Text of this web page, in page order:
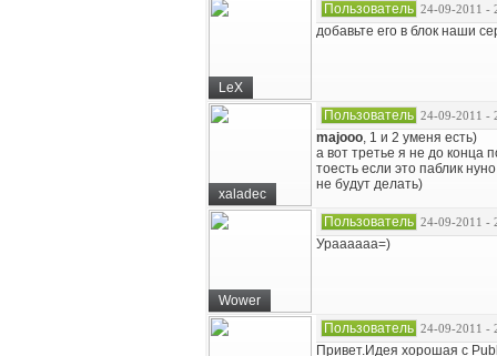
LeX
Пользователь 24-09-2011 -
добавьте его в блок наши
xaladec
Пользователь 24-09-2011 -
majooo, 1 и 2 уменя есть)
а вот третье я не до конца
тоесть если это паблик
не будут делать)
Wower
Пользователь 24-09-2011 -
Ураааааа=)
Пользователь 24-09-2011 -
Привет.Идея хорошая с